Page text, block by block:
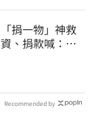
捐一物」神救
、捐款喊：給
Recommended by